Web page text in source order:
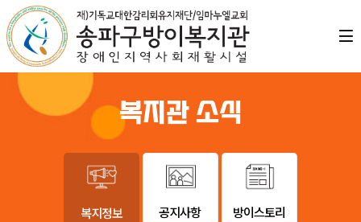
복지관 소식
복지정보 공지사항 방이스토리